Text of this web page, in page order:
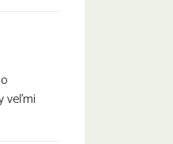
veľmi